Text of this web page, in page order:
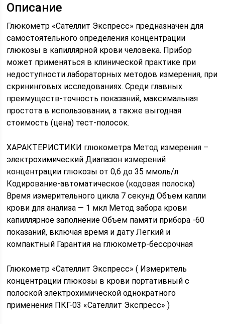
Описание
Глюкометр «Сателлит Экспресс» предназначен для
самостоятельного определения концентрации
глюкозы в капиллярной крови человека. Прибор
может применяться в клинической практике при
недоступности лабораторных методов измерения, при
скрининговых исследованиях. Среди главных
преимуществ-точность показаний, максимальная
простота в использовании, а также выгодная
стоимость (цена) тест-полосок.
ХАРАКТЕРИСТИКИ глюкометра Метод измерения –
электрохимический Диапазон измерений
концентрации глюкозы от 0,6 до 35 ммоль/л
Кодирование-автоматическое (кодовая полоска)
Время измерительного цикла 7 секунд Объем капли
крови для анализа — 1 мкл Метод забора крови
капиллярное заполнение Объем памяти прибора -60
показаний, включая время и дату Легкий и
компактный Гарантия на глюкометр-бессрочная
Глюкометр «Сателлит Экспресс» ( Измеритель
концентрации глюкозы в крови портативный с
полоской электрохимической однократного
применения ПКГ-03 «Сателлит Экспресс» )